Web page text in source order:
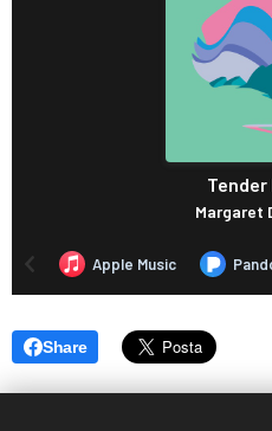
Share